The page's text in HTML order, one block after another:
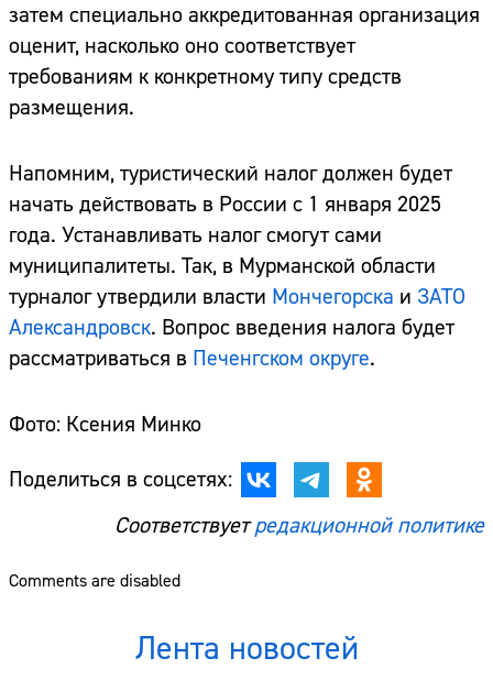
затем специально аккредитованная организация
оценит, насколько оно соответствует
требованиям к конкретному типу средств
размещения.
Напомним, туристический налог должен будет
начать действовать в России с 1 января 2025
года. Устанавливать налог смогут сами
муниципалитеты. Так, в Мурманской области
турналог утвердили власти Мончегорска и ЗАТО
Александровск. Вопрос введения налога будет
рассматриваться в Печенгском округе.
Фото: Ксения Минко
Поделиться в соцсетях:
Соответствуетредакционной политике
Comments are disabled
Лента новостей